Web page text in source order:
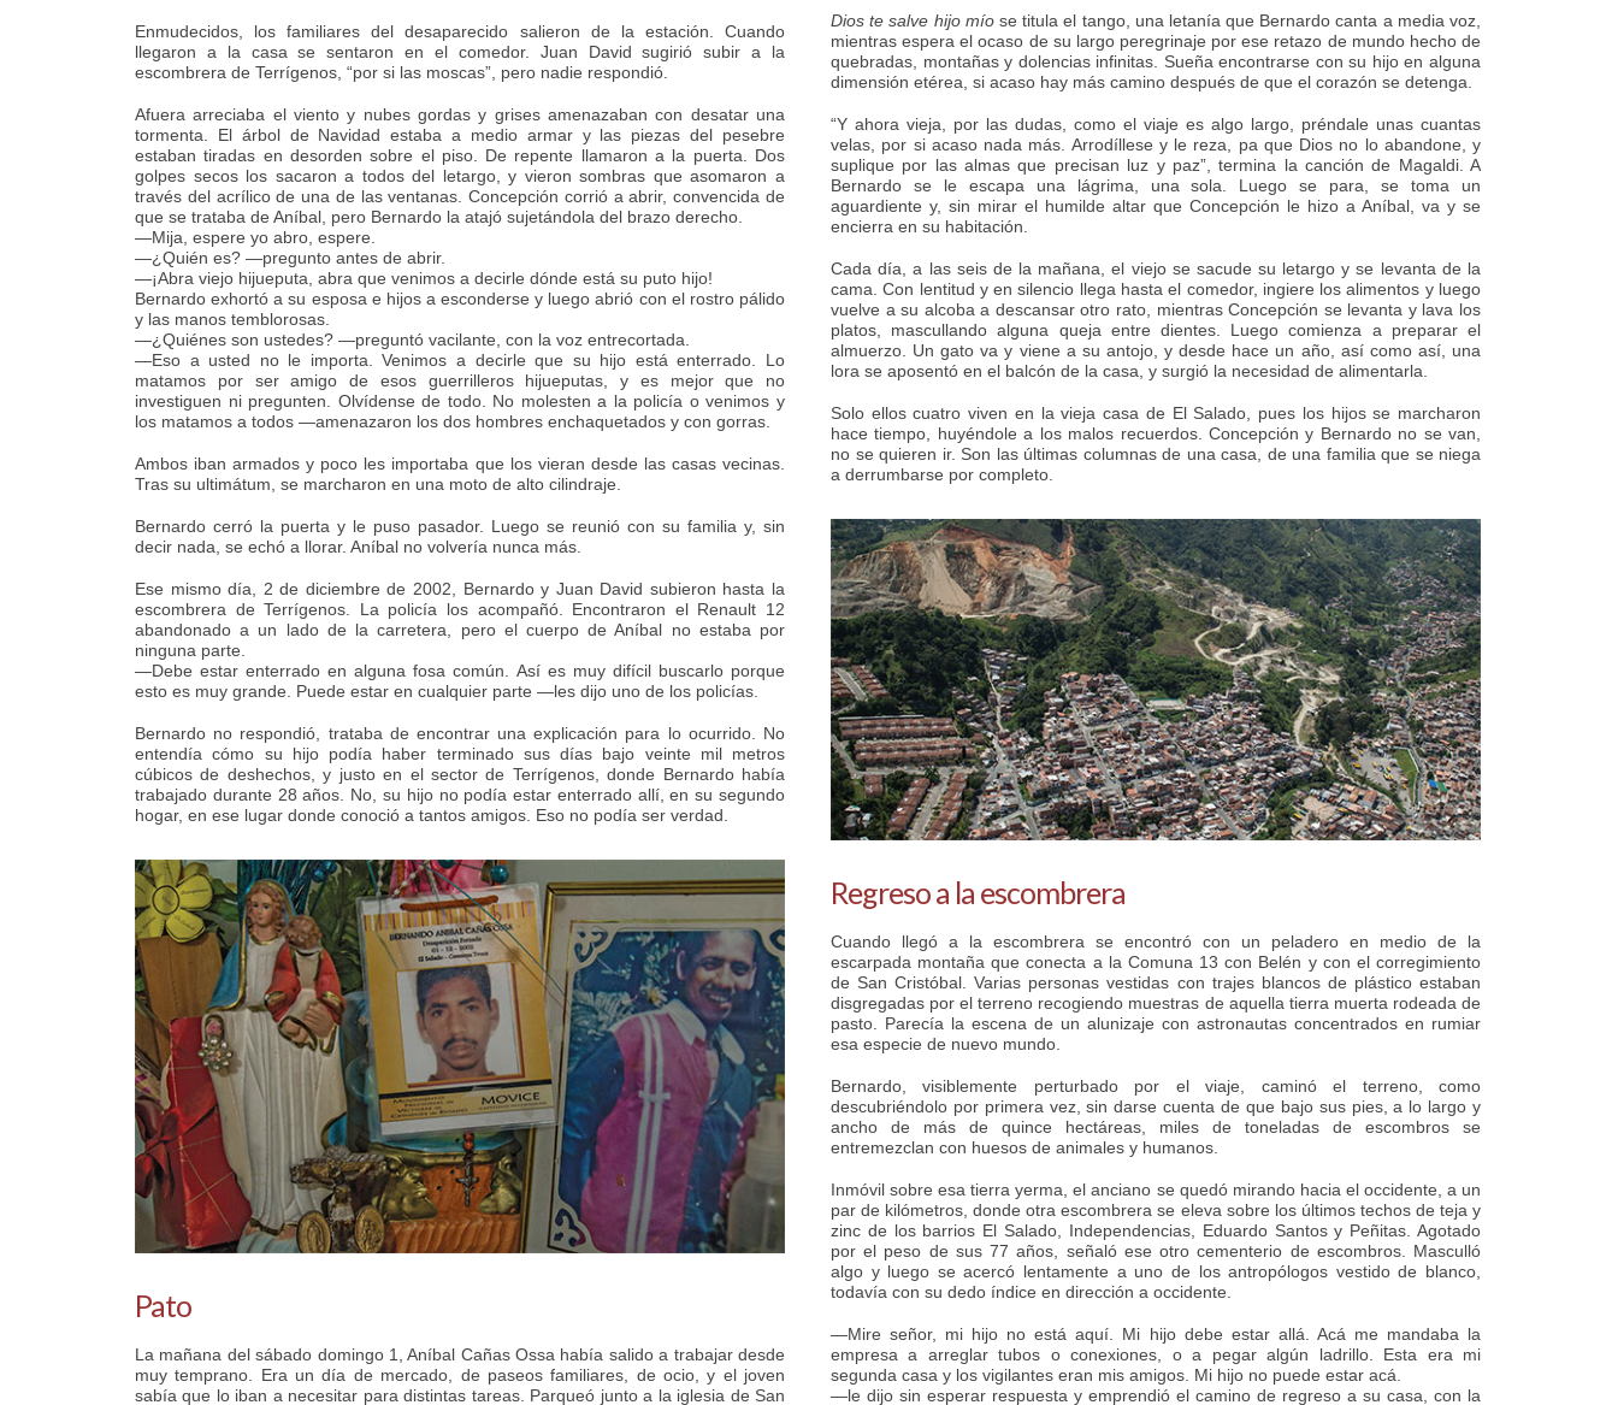
Enmudecidos, los familiares del desaparecido salieron de la estación. Cuando
llegaron a la casa se sentaron en el comedor. Juan David sugirió subir a la
escombrera de Terrígenos, “por si las moscas”, pero nadie respondió.
Afuera arreciaba el viento y nubes gordas y grises amenazaban con desatar una
tormenta. El árbol de Navidad estaba a medio armar y las piezas del pesebre
estaban tiradas en desorden sobre el piso. De repente llamaron a la puerta. Dos
golpes secos los sacaron a todos del letargo, y vieron sombras que asomaron a
través del acrílico de una de las ventanas. Concepción corrió a abrir, convencida de
que se trataba de Aníbal, pero Bernardo la atajó sujetándola del brazo derecho.
—Mija, espere yo abro, espere.
—¿Quién es? —pregunto antes de abrir.
—¡Abra viejo hijueputa, abra que venimos a decirle dónde está su puto hijo!
Bernardo exhortó a su esposa e hijos a esconderse y luego abrió con el rostro pálido
y las manos temblorosas.
—¿Quiénes son ustedes? —preguntó vacilante, con la voz entrecortada.
—Eso a usted no le importa. Venimos a decirle que su hijo está enterrado. Lo
matamos por ser amigo de esos guerrilleros hijueputas, y es mejor que no
investiguen ni pregunten. Olvídense de todo. No molesten a la policía o venimos y
los matamos a todos —amenazaron los dos hombres enchaquetados y con gorras.
Ambos iban armados y poco les importaba que los vieran desde las casas vecinas.
Tras su ultimátum, se marcharon en una moto de alto cilindraje.
Bernardo cerró la puerta y le puso pasador. Luego se reunió con su familia y, sin
decir nada, se echó a llorar. Aníbal no volvería nunca más.
Ese mismo día, 2 de diciembre de 2002, Bernardo y Juan David subieron hasta la
escombrera de Terrígenos. La policía los acompañó. Encontraron el Renault 12
abandonado a un lado de la carretera, pero el cuerpo de Aníbal no estaba por
ninguna parte.
—Debe estar enterrado en alguna fosa común. Así es muy difícil buscarlo porque
esto es muy grande. Puede estar en cualquier parte —les dijo uno de los policías.
Bernardo no respondió, trataba de encontrar una explicación para lo ocurrido. No
entendía cómo su hijo podía haber terminado sus días bajo veinte mil metros
cúbicos de deshechos, y justo en el sector de Terrígenos, donde Bernardo había
trabajado durante 28 años. No, su hijo no podía estar enterrado allí, en su segundo
hogar, en ese lugar donde conoció a tantos amigos. Eso no podía ser verdad.
Pato
La mañana del sábado domingo 1, Aníbal Cañas Ossa había salido a trabajar desde
muy temprano. Era un día de mercado, de paseos familiares, de ocio, y el joven
sabía que lo iban a necesitar para distintas tareas. Parqueó junto a la iglesia de San
Dios te salve hijo míose titula el tango, una letanía que Bernardo canta a media voz,
mientras espera el ocaso de su largo peregrinaje por ese retazo de mundo hecho de
quebradas, montañas y dolencias infinitas. Sueña encontrarse con su hijo en alguna
dimensión etérea, si acaso hay más camino después de que el corazón se detenga.
“Y ahora vieja, por las dudas, como el viaje es algo largo, préndale unas cuantas
velas, por si acaso nada más. Arrodíllese y le reza, pa que Dios no lo abandone, y
suplique por las almas que precisan luz y paz”, termina la canción de Magaldi. A
Bernardo se le escapa una lágrima, una sola. Luego se para, se toma un
aguardiente y, sin mirar el humilde altar que Concepción le hizo a Aníbal, va y se
encierra en su habitación.
Cada día, a las seis de la mañana, el viejo se sacude su letargo y se levanta de la
cama. Con lentitud y en silencio llega hasta el comedor, ingiere los alimentos y luego
vuelve a su alcoba a descansar otro rato, mientras Concepción se levanta y lava los
platos, mascullando alguna queja entre dientes. Luego comienza a preparar el
almuerzo. Un gato va y viene a su antojo, y desde hace un año, así como así, una
lora se aposentó en el balcón de la casa, y surgió la necesidad de alimentarla.
Solo ellos cuatro viven en la vieja casa de El Salado, pues los hijos se marcharon
hace tiempo, huyéndole a los malos recuerdos. Concepción y Bernardo no se van,
no se quieren ir. Son las últimas columnas de una casa, de una familia que se niega
a derrumbarse por completo.
Regreso a la escombrera
Cuando llegó a la escombrera se encontró con un peladero en medio de la
escarpada montaña que conecta a la Comuna 13 con Belén y con el corregimiento
de San Cristóbal. Varias personas vestidas con trajes blancos de plástico estaban
disgregadas por el terreno recogiendo muestras de aquella tierra muerta rodeada de
pasto. Parecía la escena de un alunizaje con astronautas concentrados en rumiar
esa especie de nuevo mundo.
Bernardo, visiblemente perturbado por el viaje, caminó el terreno, como
descubriéndolo por primera vez, sin darse cuenta de que bajo sus pies, a lo largo y
ancho de más de quince hectáreas, miles de toneladas de escombros se
entremezclan con huesos de animales y humanos.
Inmóvil sobre esa tierra yerma, el anciano se quedó mirando hacia el occidente, a un
par de kilómetros, donde otra escombrera se eleva sobre los últimos techos de teja y
zinc de los barrios El Salado, Independencias, Eduardo Santos y Peñitas. Agotado
por el peso de sus 77 años, señaló ese otro cementerio de escombros. Masculló
algo y luego se acercó lentamente a uno de los antropólogos vestido de blanco,
todavía con su dedo índice en dirección a occidente.
—Mire señor, mi hijo no está aquí. Mi hijo debe estar allá. Acá me mandaba la
empresa a arreglar tubos o conexiones, o a pegar algún ladrillo. Esta era mi
segunda casa y los vigilantes eran mis amigos. Mi hijo no puede estar acá.
—le dijo sin esperar respuesta y emprendió el camino de regreso a su casa, con la